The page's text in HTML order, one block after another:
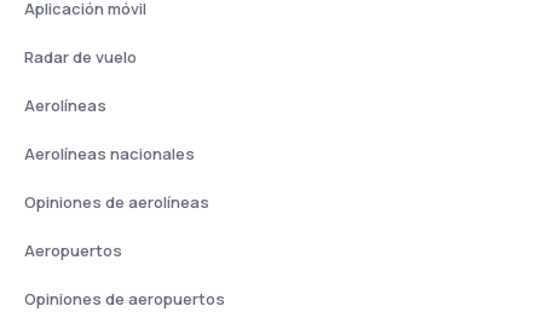
Aplicación móvil
Radar de vuelo
Aerolíneas
Aerolíneas nacionales
Opiniones de aerolíneas
Aeropuertos
Opiniones de aeropuertos